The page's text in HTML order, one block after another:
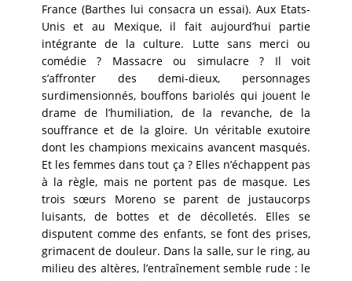
France (Barthes lui consacra un essai). Aux Etats-
Unis et au Mexique, il fait aujourd’hui partie
intégrante de la culture. Lutte sans merci ou
comédie ? Massacre ou simulacre ? Il voit
s’affronter des demi-dieux, personnages
surdimensionnés, bouffons bariolés qui jouent le
drame de l’humiliation, de la revanche, de la
souffrance et de la gloire. Un véritable exutoire
dont les champions mexicains avancent masqués.
Et les femmes dans tout ça ? Elles n’échappent pas
à la règle, mais ne portent pas de masque. Les
trois sœurs Moreno se parent de justaucorps
luisants, de bottes et de décolletés. Elles se
disputent comme des enfants, se font des prises,
grimacent de douleur. Dans la salle, sur le ring, au
milieu des altères, l’entraînement semble rude : le